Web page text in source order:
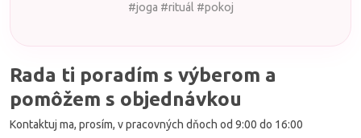
#joga #rituál #pokoj
Rada ti poradím s výberom a
pomôžem s objednávkou
Kontaktuj ma, prosím, v pracovných dňoch od 9:00 do 16:00